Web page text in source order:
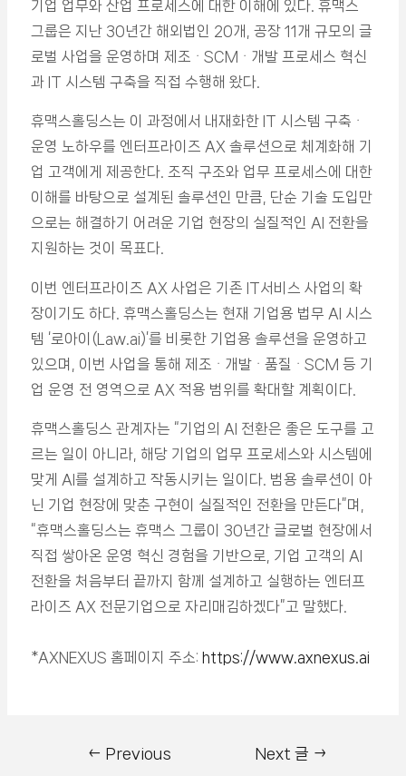
기업 업무와 산업 프로세스에 대한 이해에 있다. 휴맥스
그룹은 지난 30년간 해외법인 20개, 공장 11개 규모의 글
로벌 사업을 운영하며 제조ᆞSCMᆞ개발 프로세스 혁신
과 IT 시스템 구축을 직접 수행해 왔다.
휴맥스홀딩스는 이 과정에서 내재화한 IT 시스템 구축ᆞ
운영 노하우를 엔터프라이즈 AX 솔루션으로 체계화해 기
업 고객에게 제공한다. 조직 구조와 업무 프로세스에 대한
이해를 바탕으로 설계된 솔루션인 만큼, 단순 기술 도입만
으로는 해결하기 어려운 기업 현장의 실질적인 AI 전환을
지원하는 것이 목표다.
이번 엔터프라이즈 AX 사업은 기존 IT서비스 사업의 확
장이기도 하다. 휴맥스홀딩스는 현재 기업용 법무 AI 시스
템 ‘로아이(Law.ai)’를 비롯한 기업용 솔루션을 운영하고
있으며, 이번 사업을 통해 제조ᆞ개발ᆞ품질ᆞSCM 등 기
업 운영 전 영역으로 AX 적용 범위를 확대할 계획이다.
휴맥스홀딩스 관계자는 “기업의 AI 전환은 좋은 도구를 고
르는 일이 아니라, 해당 기업의 업무 프로세스와 시스템에
맞게 AI를 설계하고 작동시키는 일이다. 범용 솔루션이 아
닌 기업 현장에 맞춘 구현이 실질적인 전환을 만든다”며,
“휴맥스홀딩스는 휴맥스 그룹이 30년간 글로벌 현장에서
직접 쌓아온 운영 혁신 경험을 기반으로, 기업 고객의 AI
전환을 처음부터 끝까지 함께 설계하고 실행하는 엔터프
라이즈 AX 전문기업으로 자리매김하겠다”고 말했다.
*AXNEXUS 홈페이지 주소: https://www.axnexus.ai
← Previous
Next 글 →